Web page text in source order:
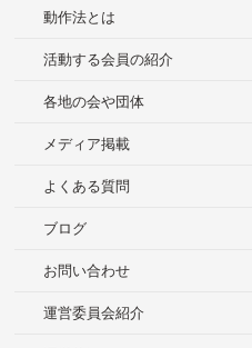
動作法とは
活動する会員の紹介
各地の会や団体
メディア掲載
よくある質問
ブログ
お問い合わせ
運営委員会紹介